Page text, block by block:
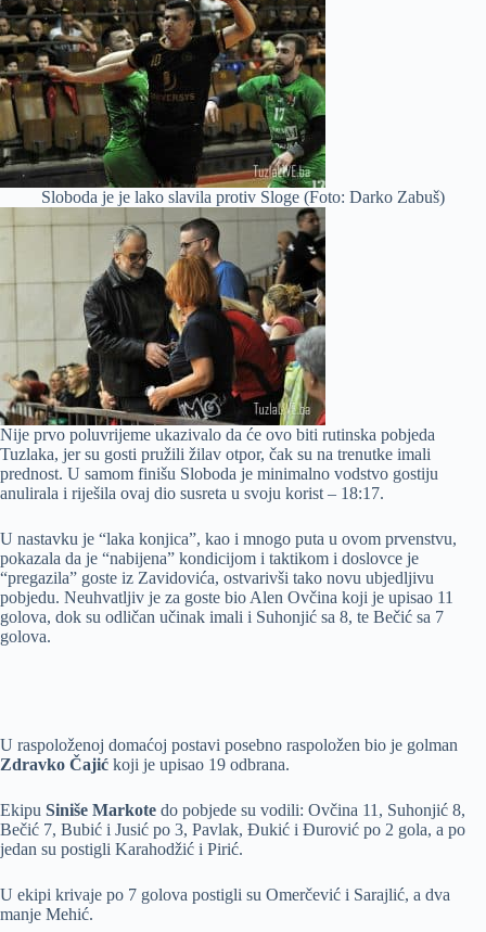
Sloboda je je lako slavila protiv Sloge (Foto: Darko Zabuš)
Nije prvo poluvrijeme ukazivalo da će ovo biti rutinska pobjeda
Tuzlaka, jer su gosti pružili žilav otpor, čak su na trenutke imali
prednost. U samom finišu Sloboda je minimalno vodstvo gostiju
anulirala i riješila ovaj dio susreta u svoju korist – 18:17.
U nastavku je “laka konjica”, kao i mnogo puta u ovom prvenstvu,
pokazala da je “nabijena” kondicijom i taktikom i doslovce je
“pregazila” goste iz Zavidovića, ostvarivši tako novu ubjedljivu
pobjedu. Neuhvatljiv je za goste bio Alen Ovčina koji je upisao 11
golova, dok su odličan učinak imali i Suhonjić sa 8, te Bečić sa 7
golova.
U raspoloženoj domaćoj postavi posebno raspoložen bio je golman
Zdravko Čajić koji je upisao 19 odbrana.
Ekipu Siniše Markote do pobjede su vodili: Ovčina 11, Suhonjić 8,
Bečić 7, Bubić i Jusić po 3, Pavlak, Đukić i Đurović po 2 gola, a po
jedan su postigli Karahodžić i Pirić.
U ekipi krivaje po 7 golova postigli su Omerčević i Sarajlić, a dva
manje Mehić.